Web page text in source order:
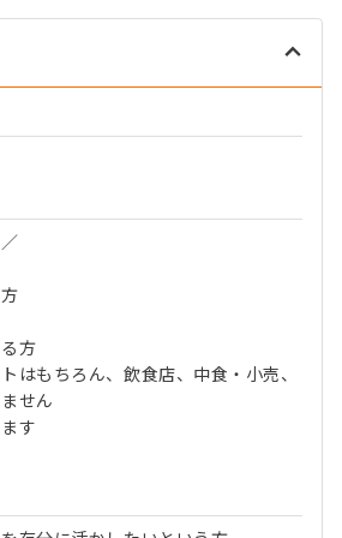
方
はもちろん、飲食店、中食・小売、
せん
す